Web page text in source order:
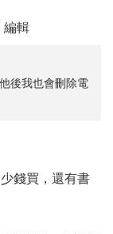
編輯
後我也會刪除電
錢買，還有書